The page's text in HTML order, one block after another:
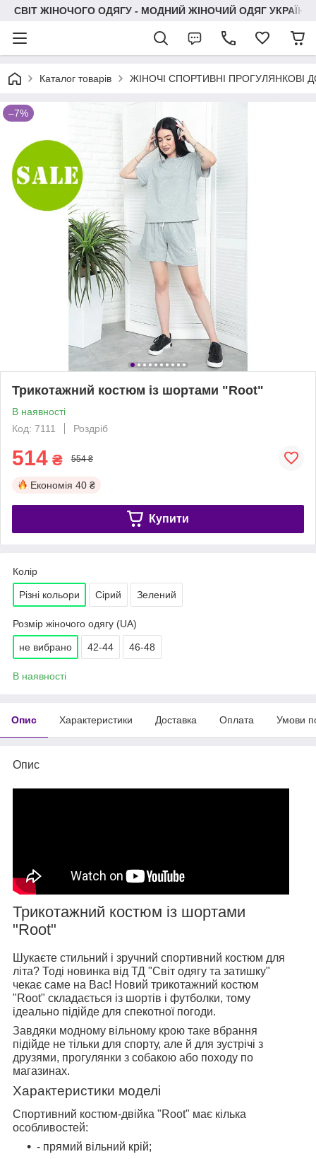
СВІТ ЖІНОЧОГО ОДЯГУ - МОДНИЙ ЖІНОЧИЙ ОДЯГ УКРАЇНИ
Каталог товарів ЖІНОЧІ СПОРТИВНІ
–7%
Трикотажний костюм із шортами "Root"
В наявності
Код: 7111
Роздріб
514 ₴ 554 ₴
Економія 40 ₴
Купити
Колір
Різні кольори Сірий Зелений
Розмір жіночого одягу (UA)
не вибрано 42-44 46-48
В наявності
Опис Характеристики Доставка Оплата Умови
Опис
Трикотажний костюм із шортами
"Root"
Шукаєте стильний і зручний спортивний костюм для
літа? Тоді новинка від ТД "Світ одягу та затишку"
чекає саме на Вас! Новий трикотажний костюм
"Root" складається із шортів і футболки, тому
ідеально підійде для спекотної погоди.
Завдяки модному вільному крою таке вбрання
підійде не тільки для спорту, але й для зустрічі з
друзями, прогулянки з собакою або походу по
магазинах.
Характеристики моделі
Спортивний костюм-двійка "Root" має кілька
особливостей:
- прямий вільний крій;